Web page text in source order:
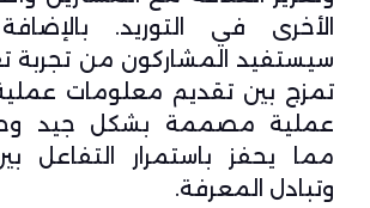
الأخرى في التوريد.
سيستفيد المشاركون من تجربة
تمزج بين تقديم معلومات
عملية مصممة بشكل جيد
مما يحفز باستمرار التفاعل
وتبادل المعرفة.